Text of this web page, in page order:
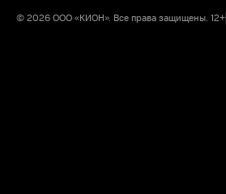
© 2026 ООО «КИОН». Все права защищены. 12+